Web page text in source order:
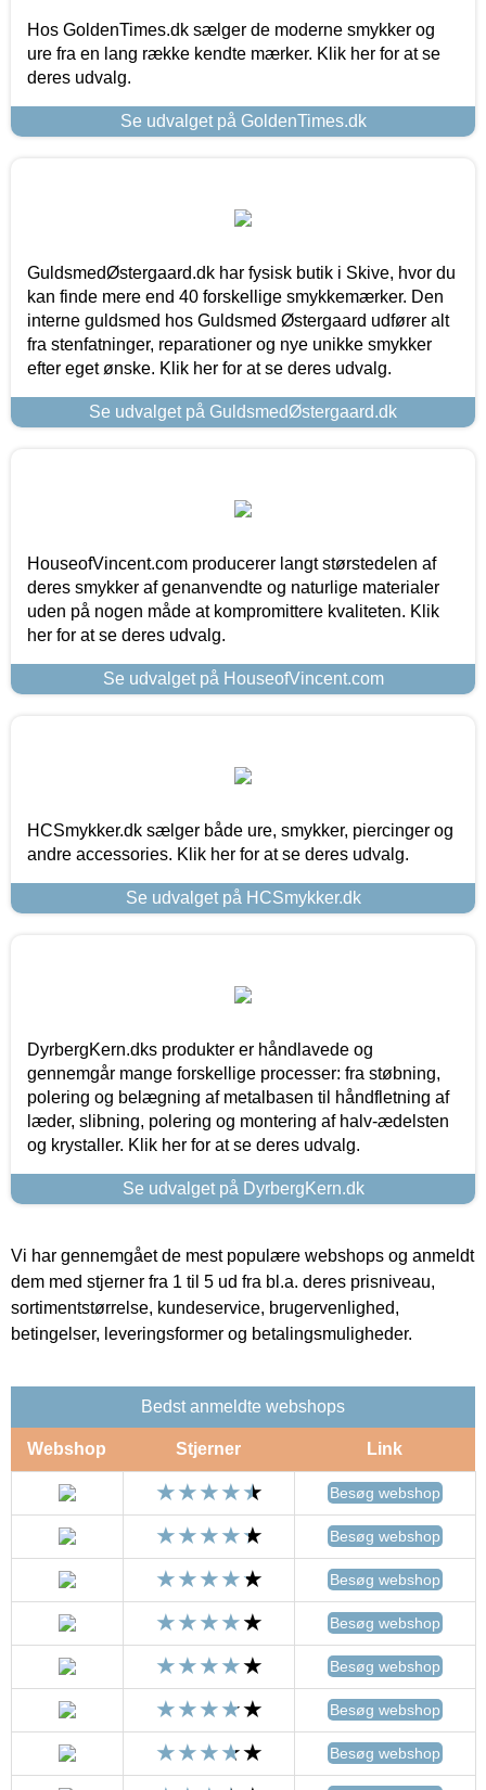
Hos GoldenTimes.dk sælger de moderne smykker og
ure fra en lang række kendte mærker. Klik her for at se
deres udvalg.
Se udvalget på GoldenTimes.dk
GuldsmedØstergaard.dk har fysisk butik i Skive, hvor du
kan finde mere end 40 forskellige smykkemærker. Den
interne guldsmed hos Guldsmed Østergaard udfører alt
fra stenfatninger, reparationer og nye unikke smykker
efter eget ønske. Klik her for at se deres udvalg.
Se udvalget på GuldsmedØstergaard.dk
HouseofVincent.com producerer langt størstedelen af
deres smykker af genanvendte og naturlige materialer
uden på nogen måde at kompromittere kvaliteten. Klik
her for at se deres udvalg.
Se udvalget på HouseofVincent.com
HCSmykker.dk sælger både ure, smykker, piercinger og
andre accessories. Klik her for at se deres udvalg.
Se udvalget på HCSmykker.dk
DyrbergKern.dks produkter er håndlavede og
gennemgår mange forskellige processer: fra støbning,
polering og belægning af metalbasen til håndfletning af
læder, slibning, polering og montering af halv-ædelsten
og krystaller. Klik her for at se deres udvalg.
Se udvalget på DyrbergKern.dk
Vi har gennemgået de mest populære webshops og anmeldt
dem med stjerner fra 1 til 5 ud fra bl.a. deres prisniveau,
sortimentstørrelse, kundeservice, brugervenlighed,
betingelser, leveringsformer og betalingsmuligheder.
Bedst anmeldte webshops
Webshop Stjerner Link
Besøg webshop
Besøg webshop
Besøg webshop
Besøg webshop
Besøg webshop
Besøg webshop
Besøg webshop